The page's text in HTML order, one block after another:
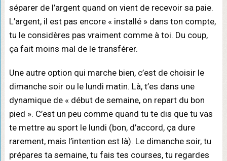
séparer de l’argent quand on vient de recevoir sa paie.
L’argent, il est pas encore « installé » dans ton compte,
tu le considères pas vraiment comme à toi. Du coup,
ça fait moins mal de le transférer.
Une autre option qui marche bien, c’est de choisir le
dimanche soir ou le lundi matin. Là, t’es dans une
dynamique de « début de semaine, on repart du bon
pied ». C’est un peu comme quand tu te dis que tu vas
te mettre au sport le lundi (bon, d’accord, ça dure
rarement, mais l’intention est là). Le dimanche soir, tu
prépares ta semaine, tu fais tes courses, tu regardes